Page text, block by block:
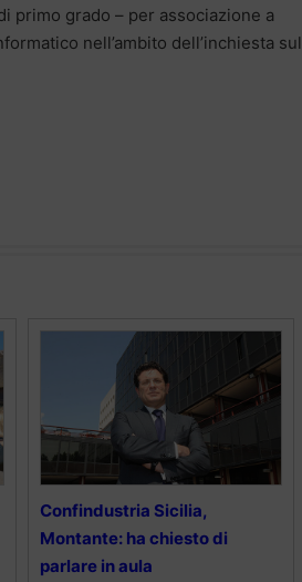
primo grado – per associazione a
nell’ambito dell’inchiesta sul
Confindustria Sicilia,
Montante: ha chiesto di
parlare in aula